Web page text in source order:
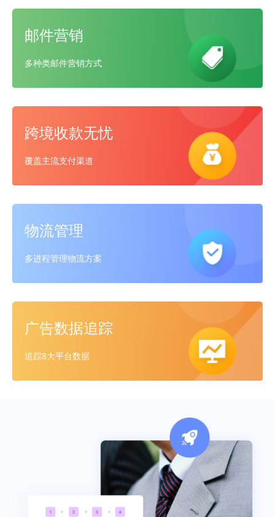
邮件营销
多种类邮件营销方式
跨境收款无忧
覆盖主流支付渠道
物流管理
多进程管理物流方案
广告数据追踪
追踪8大平台数据